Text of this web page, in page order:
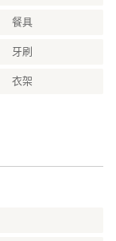
餐具
牙刷
衣架